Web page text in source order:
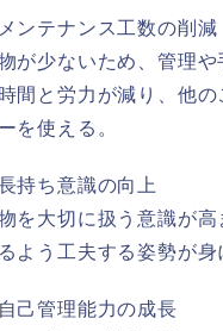
ンテナンス工数の削減
少ないため、管理や
間と労力が減り、他の
を使える。
持ち意識の向上
大切に扱う意識が高
よう工夫する姿勢が身
己管理能力の成長